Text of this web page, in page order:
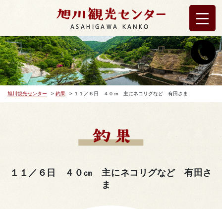
ASAHIGAWA KANKO
旭川観光センター > 釣果 > １１／６日 ４０㎝ 主にネコリグなど 有田さま
１１／６日 ４０㎝ 主にネコリグなど 有田さ
ま